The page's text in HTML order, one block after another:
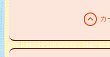
expand_less カ